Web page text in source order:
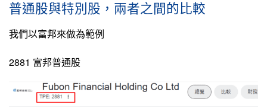
普通股與特別股，兩者之間的比較
我們以富邦來做為範例
2881 富邦普通股